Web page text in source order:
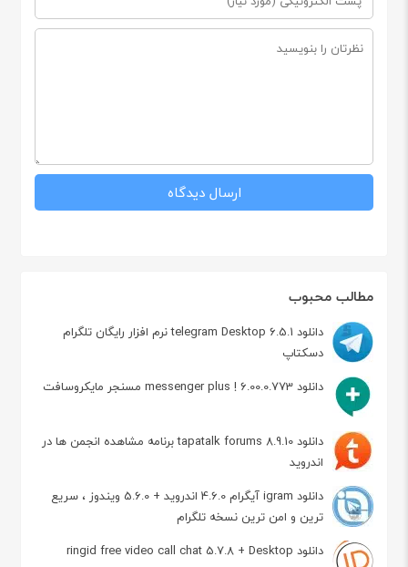
مطالب محبوب
دانلود telegram Desktop 6.5.1 نرم افزار رایگان تلگرام
دسکتاپ
دانلود messenger plus ! 6.00.0.773 مسنجر مایکروسافت
دانلود tapatalk forums 8.9.10 برنامه مشاهده انجمن ها در
اندروید
دانلود igram آیگرام 4.6.0 اندروید + 5.6.0 ویندوز ، سریع
ترین و امن ترین نسخه تلگرام
دانلود ringid free video call chat 5.7.8 + Desktop